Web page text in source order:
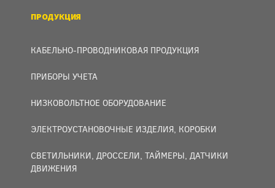
ПРОДУКЦИЯ
КАБЕЛЬНО-ПРОВОДНИКОВАЯ ПРОДУКЦИЯ
ПРИБОРЫ УЧЕТА
НИЗКОВОЛЬТНОЕ ОБОРУДОВАНИЕ
ЭЛЕКТРОУСТАНОВОЧНЫЕ ИЗДЕЛИЯ, КОРОБКИ
СВЕТИЛЬНИКИ, ДРОССЕЛИ, ТАЙМЕРЫ, ДАТЧИКИ
ДВИЖЕНИЯ